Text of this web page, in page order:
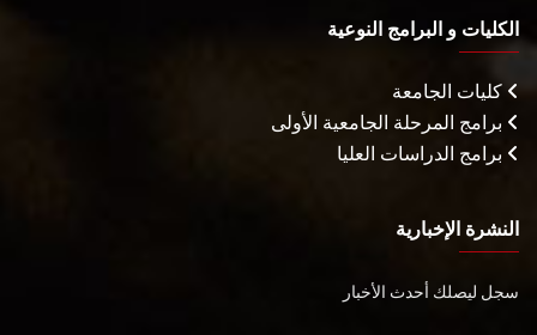
الكليات و البرامج النوعية
كليات الجامعة
برامج المرحلة الجامعية الأولى
برامج الدراسات العليا
النشرة الإخبارية
سجل ليصلك أحدث الأخبار